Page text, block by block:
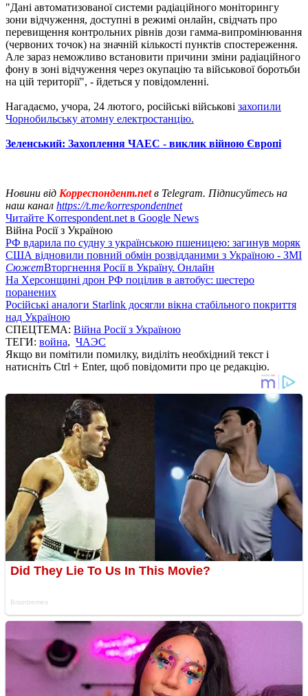
"Дані автоматизованої системи радіаційного моніторингу
зони відчуження, доступні в режимі онлайн, свідчать про
перевищення контрольних рівнів дози гамма-випромінювання
(червоних точок) на значній кількості пунктів спостереження.
Але зараз неможливо встановити причини зміни радіаційного
фону в зоні відчуження через окупацію та військової боротьби
на цій території", - йдеться у повідомленні.
Нагадаємо, учора, 24 лютого, російські військові захопили
Чорнобильську атомну електростанцію.
Зеленський: Захоплення ЧАЕС - виклик війною Європі
Новини від Корреспондент.netв Telegram. Підписуйтесь на
наш канал https://t.me/korrespondentnet
Читайте Korrespondent.net в Google News
Війна Росії з Україною
РФ вдарила по судну з українською пшеницею: загинув моряк
США відновили повний обмін розвідданими з Україною - ЗМІ
СюжетВторгнення Росії в Україну. Онлайн
На Херсонщині дрон РФ поцілив в автобус: шестеро
поранених
Російські аналоги Starlink досягли вікна стабільного покриття
над Україною
СПЕЦТЕМА: Війна Росії з Україною
ТЕГИ: война, ЧАЭС
Якщо ви помітили помилку, виділіть необхідний текст і
натисніть Ctrl + Enter, щоб повідомити про це редакцію.